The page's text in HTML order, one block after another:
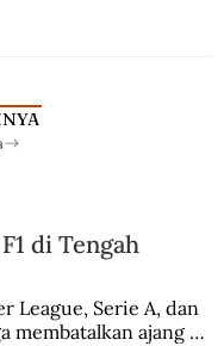
di Tengah
League, Serie A, dan
membatalkan ajang